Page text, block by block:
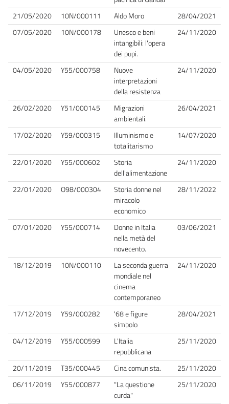
21/05/2020 10N/000111 Aldo Moro
28/04/2021
07/05/2020
10N/000178
Unesco e beni
intangibili: l'opera
dei pupi.
24/11/2020
04/05/2020 Y55/000758
Nuove
interpretazioni
della resistenza
24/11/2020
26/02/2020 Y51/000145
Migrazioni
ambientali.
26/04/2021
17/02/2020 Y59/000315
Illuminismo e
totalitarismo
14/07/2020
22/01/2020 Y55/000602
Storia
dell'alimentazione
24/11/2020
22/01/2020 O98/000304
Storia donne nel
miracolo
economico
28/11/2022
07/01/2020 Y55/000714
Donne in Italia
nella metà del
novecento.
03/06/2021
18/12/2019 10N/000110
La seconda guerra
mondiale nel
cinema
contemporaneo
24/11/2020
17/12/2019 Y59/000282
'68 e figure
simbolo
28/04/2021
04/12/2019 Y55/000599
L'Italia
repubblicana
25/11/2020
20/11/2019 T35/000445 Cina comunista.
25/11/2020
06/11/2019
Y55/000877
"La questione
curda"
25/11/2020